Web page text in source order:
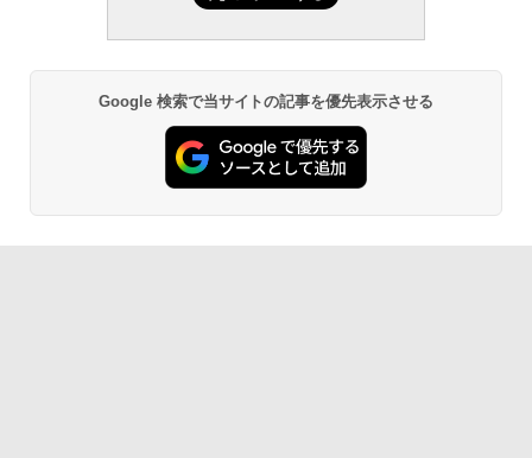
Google 検索で当サイトの記事を優先表示させる